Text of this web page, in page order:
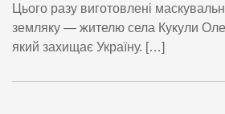
Цього разу виготовлені
земляку — жителю села Кукули
який захищає Україну. […]